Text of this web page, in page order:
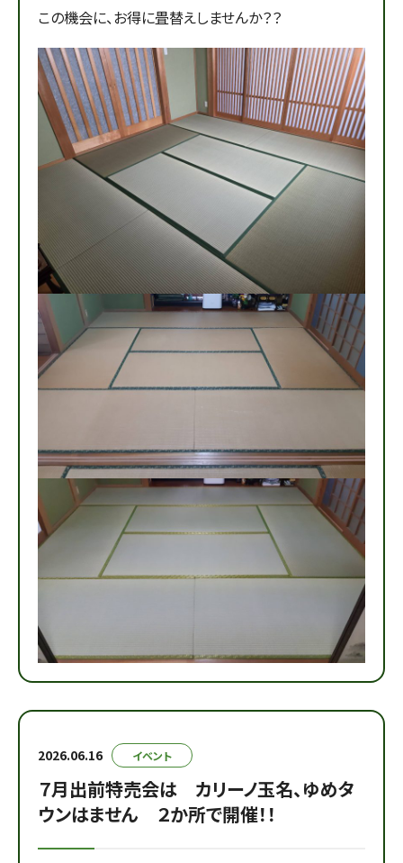
この機会に、お得に畳替えしませんか？？
2026.06.16 イベント
７月出前特売会は カリーノ玉名、ゆめタ
ウンはません ２か所で開催！！